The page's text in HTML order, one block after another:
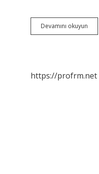
Devamını okuyun
Otağ
https://profrm.net